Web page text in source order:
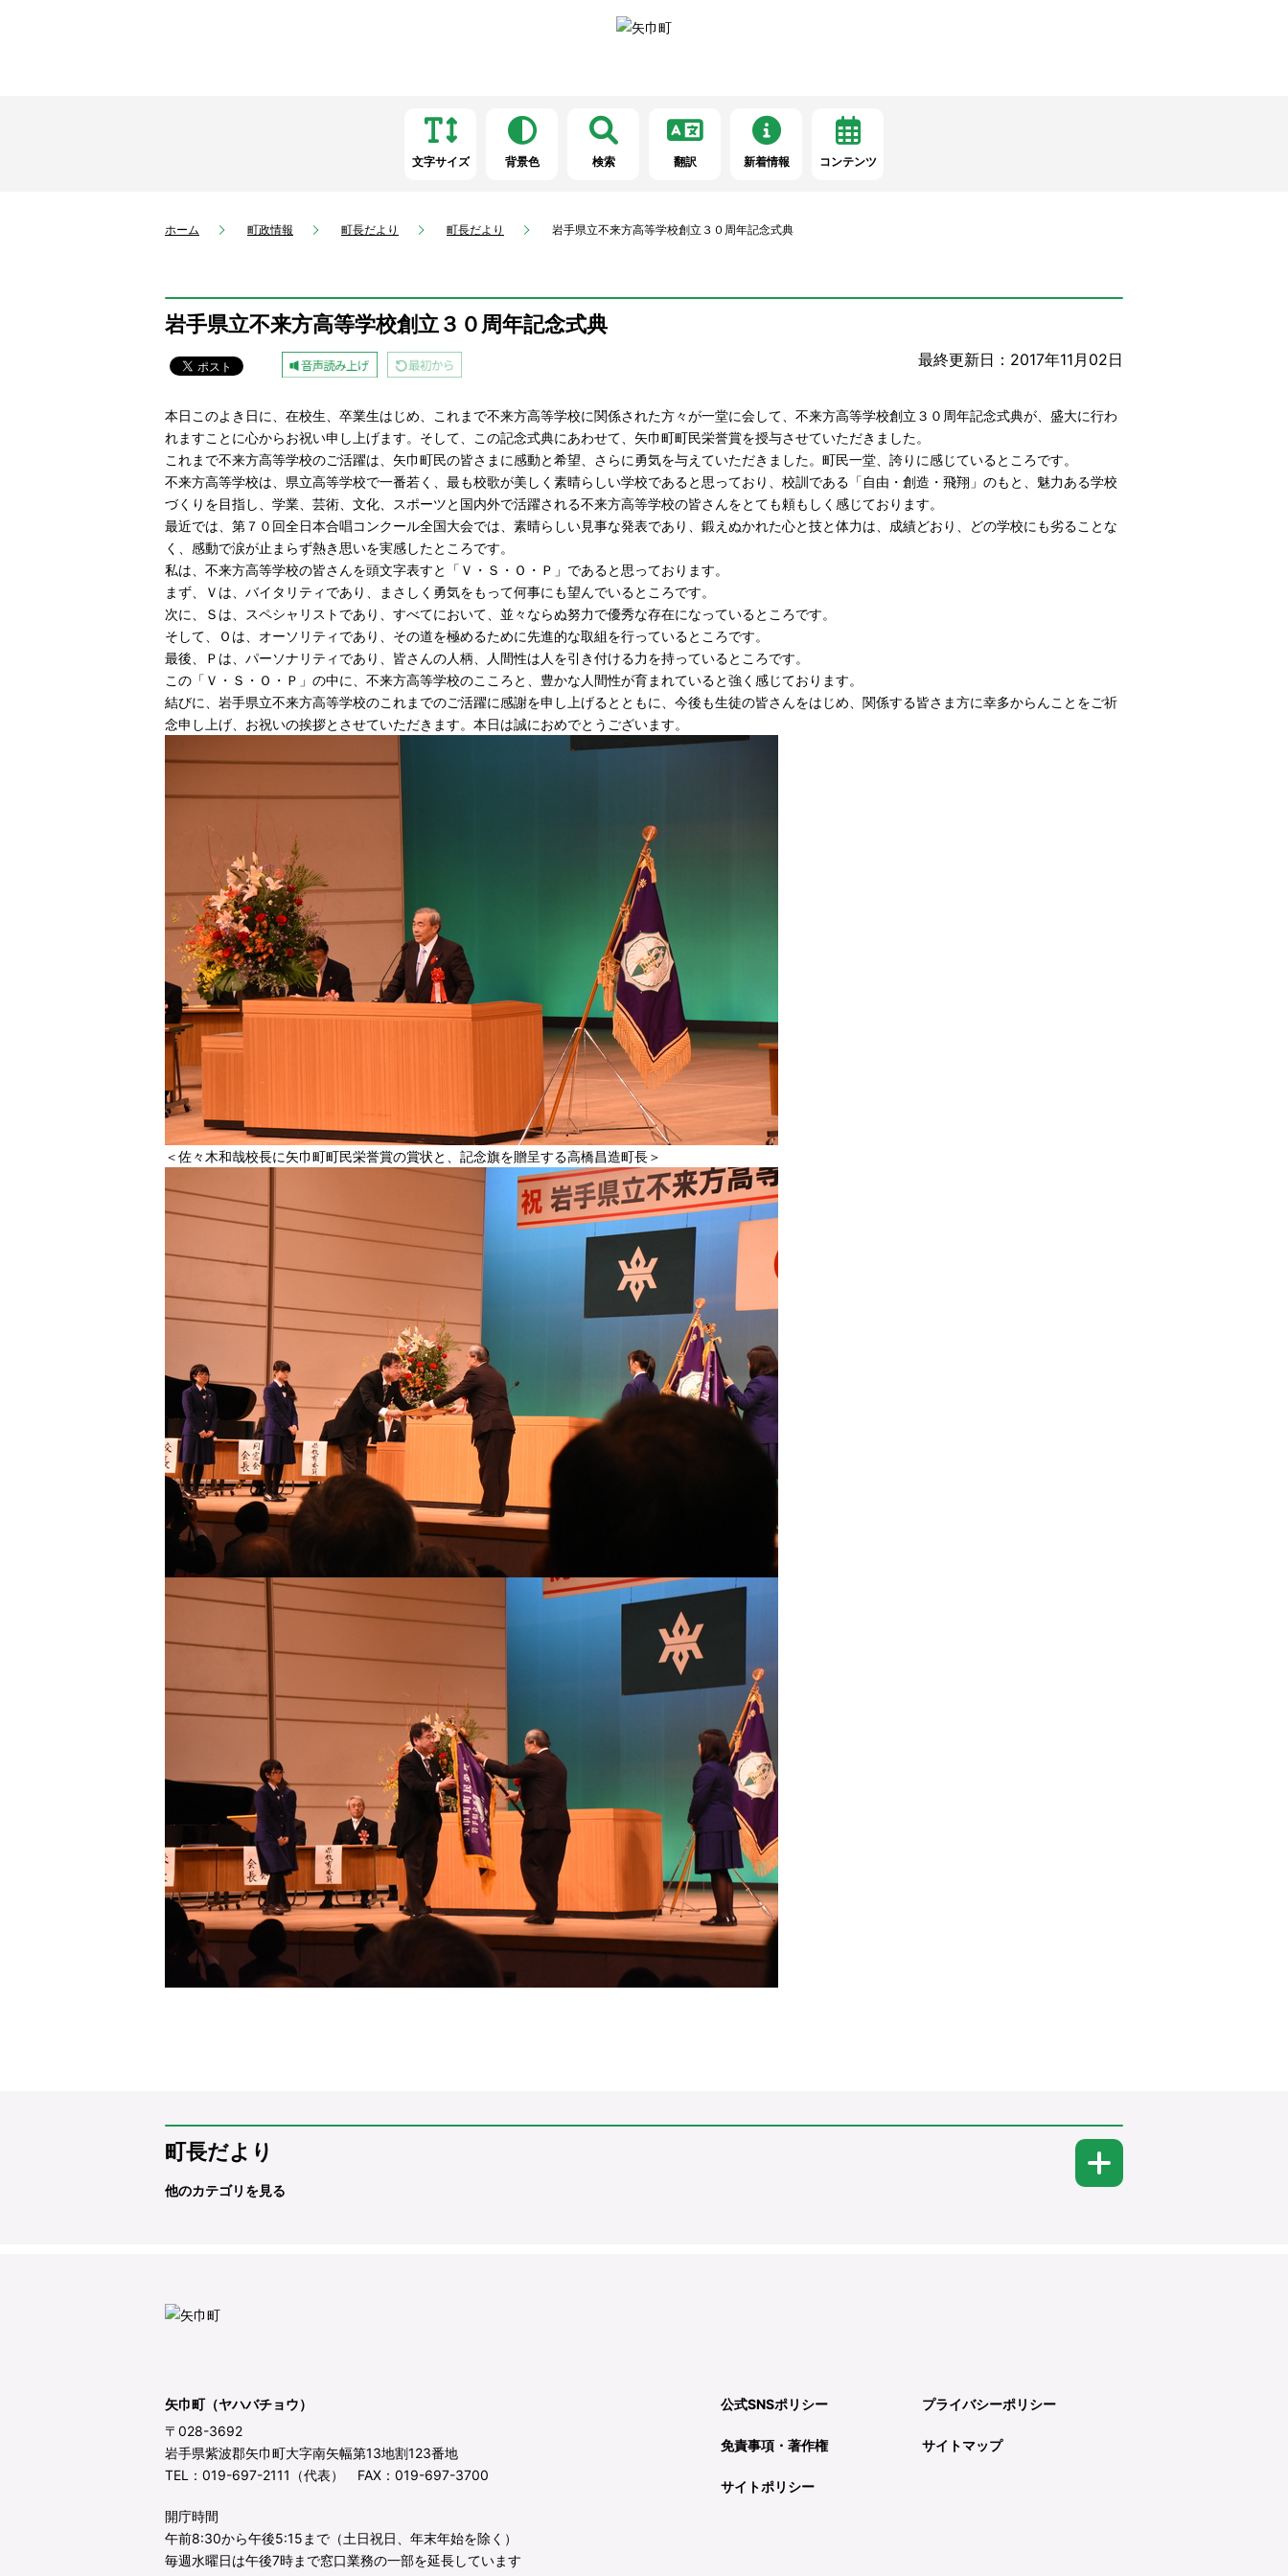
文字サイズ 背景色 検索 翻訳 新着情報 コンテンツ
ホーム 町政情報 町長だより 町長だより 岩手県立不来方高等学校創立３０周年記念式典
岩手県立不来方高等学校創立３０周年記念式典
最終更新日：2017年11月02日
本日このよき日に、在校生、卒業生はじめ、これまで不来方高等学校に関係された方々が一堂に会して、不来方高等学校創立３０周年記念式典が、盛大に行わ
れますことに心からお祝い申し上げます。そして、この記念式典にあわせて、矢巾町町民栄誉賞を授与させていただきました。
これまで不来方高等学校のご活躍は、矢巾町民の皆さまに感動と希望、さらに勇気を与えていただきました。町民一堂、誇りに感じているところです。
不来方高等学校は、県立高等学校で一番若く、最も校歌が美しく素晴らしい学校であると思っており、校訓である「自由・創造・飛翔」のもと、魅力ある学校
づくりを目指し、学業、芸術、文化、スポーツと国内外で活躍される不来方高等学校の皆さんをとても頼もしく感じております。
最近では、第７０回全日本合唱コンクール全国大会では、素晴らしい見事な発表であり、鍛えぬかれた心と技と体力は、成績どおり、どの学校にも劣ることな
く、感動で涙が止まらず熱き思いを実感したところです。
私は、不来方高等学校の皆さんを頭文字表すと「Ｖ・Ｓ・Ｏ・Ｐ」であると思っております。
まず、Ｖは、バイタリティであり、まさしく勇気をもって何事にも望んでいるところです。
次に、Ｓは、スペシャリストであり、すべてにおいて、並々ならぬ努力で優秀な存在になっているところです。
そして、Ｏは、オーソリティであり、その道を極めるために先進的な取組を行っているところです。
最後、Ｐは、パーソナリティであり、皆さんの人柄、人間性は人を引き付ける力を持っているところです。
この「Ｖ・Ｓ・Ｏ・Ｐ」の中に、不来方高等学校のこころと、豊かな人間性が育まれていると強く感じております。
結びに、岩手県立不来方高等学校のこれまでのご活躍に感謝を申し上げるとともに、今後も生徒の皆さんをはじめ、関係する皆さま方に幸多からんことをご祈
念申し上げ、お祝いの挨拶とさせていただきます。本日は誠におめでとうございます。
＜佐々木和哉校長に矢巾町町民栄誉賞の賞状と、記念旗を贈呈する高橋昌造町長＞
町長だより
他のカテゴリを見る
矢巾町（ヤハバチョウ）
〒028-3692
岩手県紫波郡矢巾町大字南矢幅第13地割123番地
TEL：019-697-2111（代表） FAX：019-697-3700
開庁時間
午前8:30から午後5:15まで（土日祝日、年末年始を除く）
毎週水曜日は午後7時まで窓口業務の一部を延長しています
公式SNSポリシー プライバシーポリシー
免責事項・著作権 サイトマップ
サイトポリシー